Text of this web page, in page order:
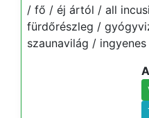
/ fő / éj ártól / all
fürdőrészleg /
szaunavilág /